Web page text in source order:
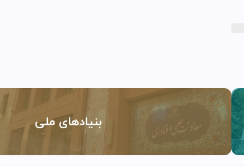
بنیادهای ملی